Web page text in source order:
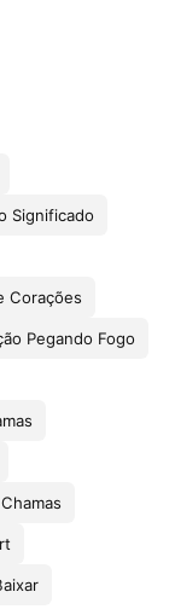
Significado
Corações
Pegando Fogo